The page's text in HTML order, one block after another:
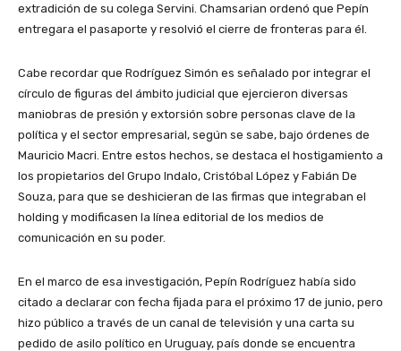
extradición de su colega Servini. Chamsarian ordenó que Pepín
entregara el pasaporte y resolvió el cierre de fronteras para él.
Cabe recordar que Rodríguez Simón es señalado por integrar el
círculo de figuras del ámbito judicial que ejercieron diversas
maniobras de presión y extorsión sobre personas clave de la
política y el sector empresarial, según se sabe, bajo órdenes de
Mauricio Macri. Entre estos hechos, se destaca el hostigamiento a
los propietarios del Grupo Indalo, Cristóbal López y Fabián De
Souza, para que se deshicieran de las firmas que integraban el
holding y modificasen la línea editorial de los medios de
comunicación en su poder.
En el marco de esa investigación, Pepín Rodríguez había sido
citado a declarar con fecha fijada para el próximo 17 de junio, pero
hizo público a través de un canal de televisión y una carta su
pedido de asilo político en Uruguay, país donde se encuentra